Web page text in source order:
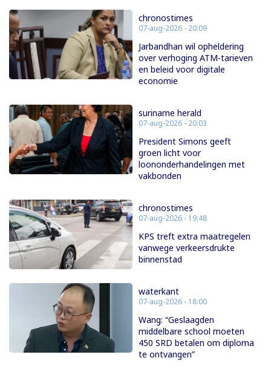
chronostimes
07-aug-2026 - 20:09
Jarbandhan wil opheldering
over verhoging ATM-tarieven
en beleid voor digitale
economie
suriname herald
07-aug-2026 - 20:03
President Simons geeft
groen licht voor
loononderhandelingen met
vakbonden
chronostimes
07-aug-2026 - 19:48
KPS treft extra maatregelen
vanwege verkeersdrukte
binnenstad
waterkant
07-aug-2026 - 18:00
Wang: “Geslaagden
middelbare school moeten
450 SRD betalen om diploma
te ontvangen”